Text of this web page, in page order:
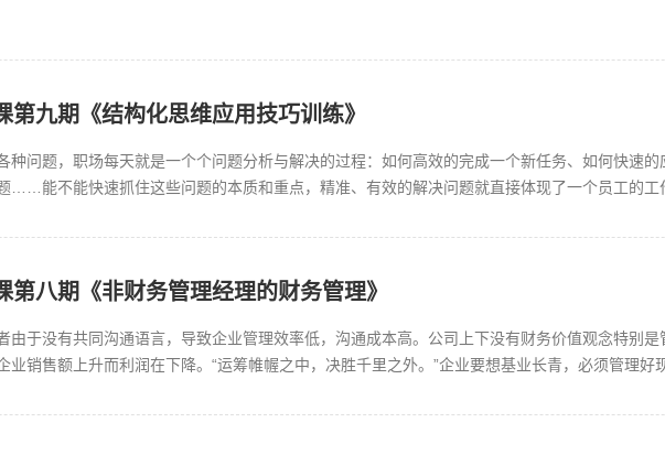
第九期《结构化思维应用技巧训练》
种问题，职场每天就是一个个问题分析与解决的过程：如何高效的完成一个新任务、如何快速的
……能不能快速抓住这些问题的本质和重点，精准、有效的解决问题就直接体现了一个员工的工
第八期《非财务管理经理的财务管理》
由于没有共同沟通语言，导致企业管理效率低，沟通成本高。公司上下没有财务价值观念特别是
业销售额上升而利润在下降。“运筹帷幄之中，决胜千里之外。”企业要想基业长青，必须管理好